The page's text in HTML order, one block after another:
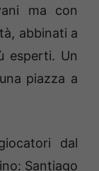
ma con
abbinati a
esperti. Un
piazza a
dal
Santiago